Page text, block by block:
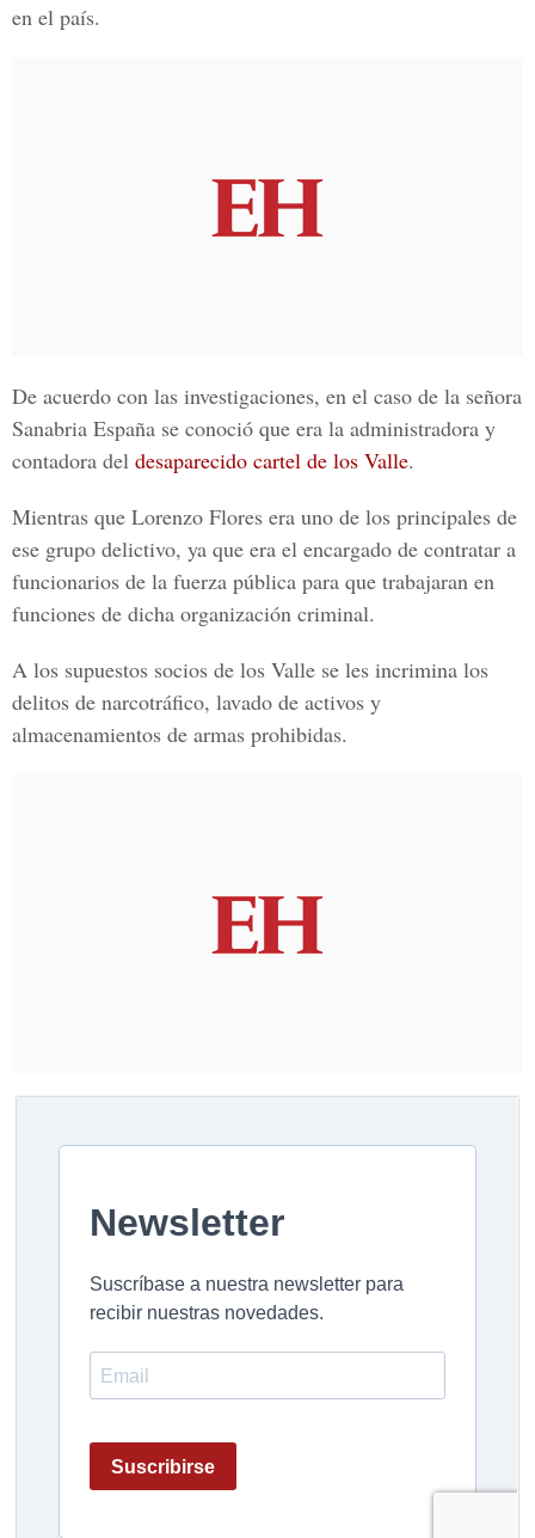
en el país.
De acuerdo con las investigaciones, en el caso de la señora
Sanabria España se conoció que era la administradora y
contadora del desaparecido cartel de los Valle.
Mientras que Lorenzo Flores era uno de los principales de
ese grupo delictivo, ya que era el encargado de contratar a
funcionarios de la fuerza pública para que trabajaran en
funciones de dicha organización criminal.
A los supuestos socios de los Valle se les incrimina los
delitos de narcotráfico, lavado de activos y
almacenamientos de armas prohibidas.